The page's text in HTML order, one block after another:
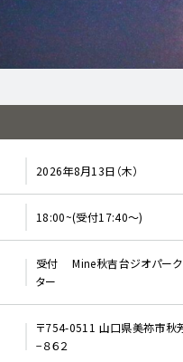
2026年8月13日（木）
18:00~(受付17:40～)
受付 Mine秋吉台ジオパー
ター
〒754-0511 山口県美祢市秋芳
−８６２